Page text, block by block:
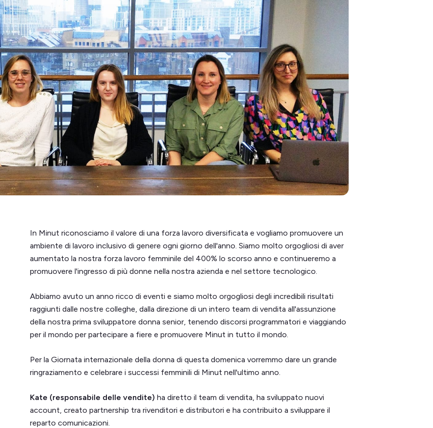
In Minut riconosciamo il valore di una forza lavoro diversificata e vogliamo promuovere un
ambiente di lavoro inclusivo di genere ogni giorno dell'anno. Siamo molto orgogliosi di aver
aumentato la nostra forza lavoro femminile del 400% lo scorso anno e continueremo a
promuovere l'ingresso di più donne nella nostra azienda e nel settore tecnologico.
Abbiamo avuto un anno ricco di eventi e siamo molto orgogliosi degli incredibili risultati
raggiunti dalle nostre colleghe, dalla direzione di un intero team di vendita all'assunzione
della nostra prima sviluppatore donna senior, tenendo discorsi programmatori e viaggiando
per il mondo per partecipare a fiere e promuovere Minut in tutto il mondo.
Per la Giornata internazionale della donna di questa domenica vorremmo dare un grande
ringraziamento e celebrare i successi femminili di Minut nell'ultimo anno.
Kate (responsabile delle vendite) ha diretto il team di vendita, ha sviluppato nuovi
account, creato partnership tra rivenditori e distributori e ha contribuito a sviluppare il
reparto comunicazioni.